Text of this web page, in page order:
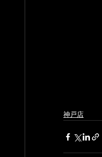
・
神戸店